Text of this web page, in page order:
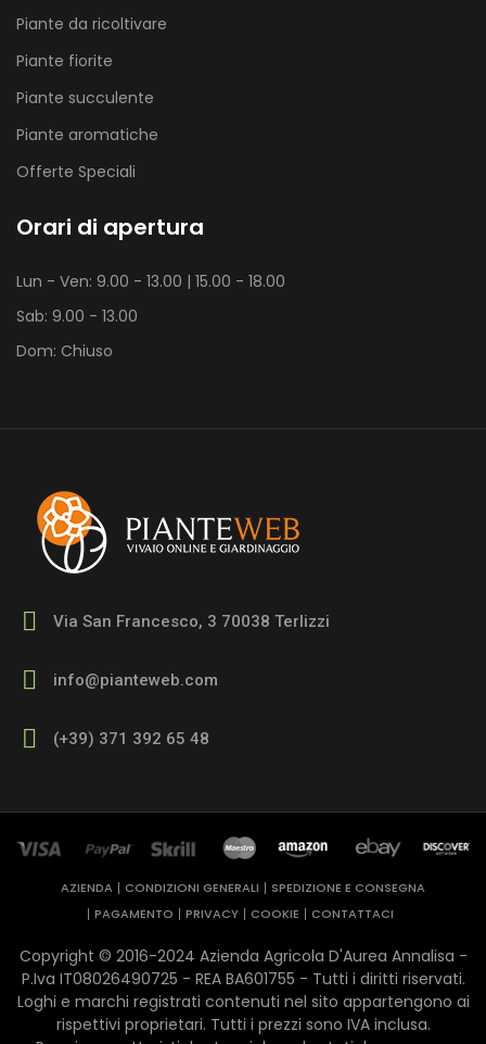
Piante da ricoltivare
Piante fiorite
Piante succulente
Piante aromatiche
Offerte Speciali
Orari di apertura
Lun - Ven: 9.00 - 13.00 | 15.00 - 18.00
Sab: 9.00 - 13.00
Dom: Chiuso
Via San Francesco, 3 70038 Terlizzi
info@pianteweb.com
(+39) 371 392 65 48
AZIENDA CONDIZIONI GENERALI
SPEDIZIONE E CONSEGNA
PAGAMENTO
PRIVACY COOKIE CONTATTACI
Copyright © 2016-2024 Azienda Agricola D'Aurea Annalisa -
P.Iva IT08026490725 - REA ​BA601755 - Tutti i diritti riservati.
Loghi e marchi registrati contenuti nel sito appartengono ai
rispettivi proprietari. Tutti i prezzi sono IVA inclusa.